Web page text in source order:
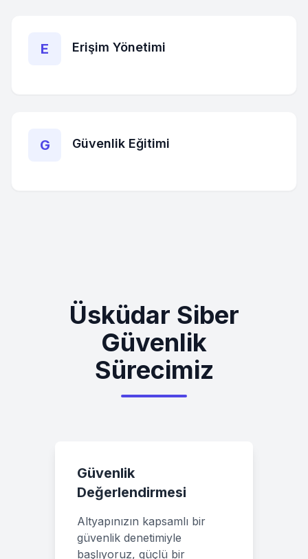
E Erişim Yönetimi
G Güvenlik Eğitimi
Üsküdar Siber
Güvenlik
Sürecimiz
Güvenlik
Değerlendirmesi
Altyapınızın kapsamlı bir
güvenlik denetimiyle
başlıyoruz, güçlü bir